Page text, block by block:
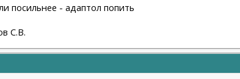
посильнее - адаптол попить
С.В.